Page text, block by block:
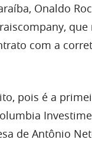
Onaldo
que
com a
pois é a
de Antônio